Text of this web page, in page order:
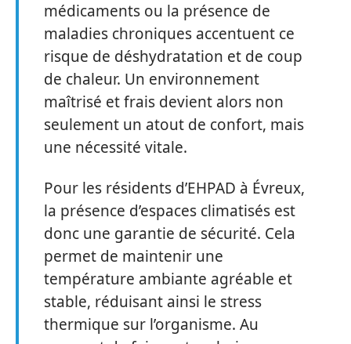
médicaments ou la présence de
maladies chroniques accentuent ce
risque de déshydratation et de coup
de chaleur. Un environnement
maîtrisé et frais devient alors non
seulement un atout de confort, mais
une nécessité vitale.
Pour les résidents d’EHPAD à Évreux,
la présence d’espaces climatisés est
donc une garantie de sécurité. Cela
permet de maintenir une
température ambiante agréable et
stable, réduisant ainsi le stress
thermique sur l’organisme. Au